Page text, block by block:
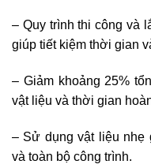
– Quy trình thi công và
giúp tiết kiệm thời gian
– Giảm khoảng 25%
vật liệu và thời gian
– Sử dụng vật liệu nhẹ
và toàn bộ công trình.